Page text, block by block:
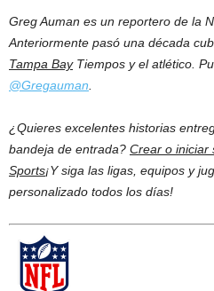
Greg Auman es un reportero de la
Anteriormente pasó una década
Tampa BayTiempos y el atlético.
@Gregauman.
¿Quieres excelentes historias
bandeja de entrada? Crear o iniciar
Sports¡Y siga las ligas, equipos y
personalizado todos los días!